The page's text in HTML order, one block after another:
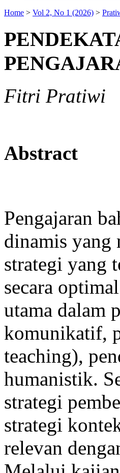
Home > Vol 2, No 1 (2026) >
Fitri Pratiwi
Abstract
Pengajaran
dinamis yang
strategi yang
secara
utama dalam
komunikatif,
teaching),
humanistik.
strategi
strategi
relevan